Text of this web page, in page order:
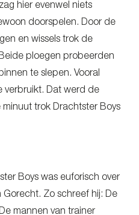
hier evenwel niets
doorspelen. Door de
en wissels trok de
ploegen probeerden
te slepen. Vooral
verbruikt. Dat werd de
trok Drachtster Boys
Boys was euforisch over
Zo schreef hij: De
mannen van trainer